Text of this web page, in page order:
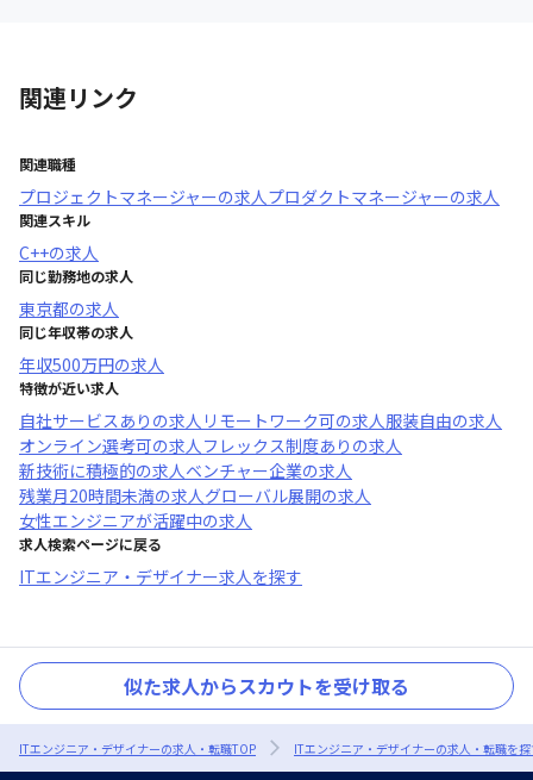
関連リンク
関連職種
プロジェクトマネージャーの求人プロダクトマネージャーの求人
関連スキル
C++の求人
同じ勤務地の求人
東京都の求人
同じ年収帯の求人
年収500万円の求人
特徴が近い求人
自社サービスあり の求人 リモートワーク可の求人服装自由の求人
オンライン選考可の求人フレックス制度あり の求人
新技術に積極的の求人ベンチャー企業の求人
残業月20時間未満の求人グローバル展開の求人
女性エンジニアが活躍中の求人
求人検索ページに戻る
ITエンジニア・デザイナー求人を探す
似た求人からスカウトを受け取る
ITエンジニア・デザイナーの求人・転職TOP ITエンジニア・デザイナーの求人・転職を